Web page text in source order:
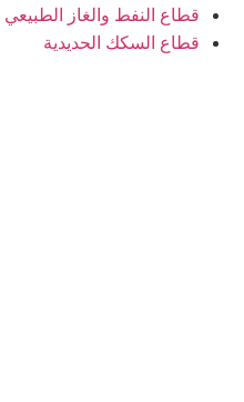
والغاز الطبيعي
الحديدية